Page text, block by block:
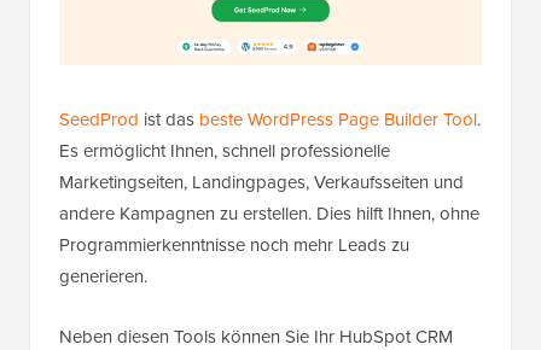
SeedProd ist das beste WordPress Page Builder Tool.
Es ermöglicht Ihnen, schnell professionelle
Marketingseiten, Landingpages, Verkaufsseiten und
andere Kampagnen zu erstellen. Dies hilft Ihnen, ohne
Programmierkenntnisse noch mehr Leads zu
generieren.
Neben diesen Tools können Sie Ihr HubSpot CRM